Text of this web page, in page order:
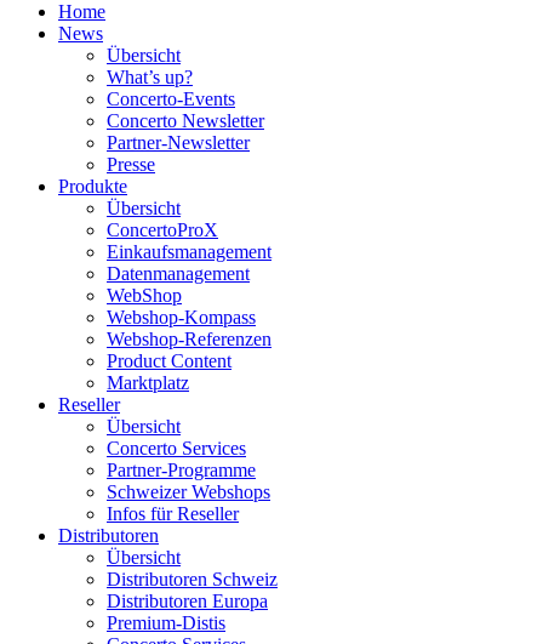
Home
News
Übersicht
What’s up?
Concerto-Events
Concerto Newsletter
Partner-Newsletter
Presse
Produkte
Übersicht
ConcertoProX
Einkaufsmanagement
Datenmanagement
WebShop
Webshop-Kompass
Webshop-Referenzen
Product Content
Marktplatz
Reseller
Übersicht
Concerto Services
Partner-Programme
Schweizer Webshops
Infos für Reseller
Distributoren
Übersicht
Distributoren Schweiz
Distributoren Europa
Premium-Distis